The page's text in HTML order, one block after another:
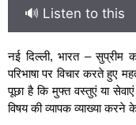
🔊 Listen to this
नई दिल्ली, भारत – सुप्रीम
परिभाषा पर विचार करते हुए
पूछा है कि मुफ्त वस्तुएं या
विषय की व्यापक व्याख्या